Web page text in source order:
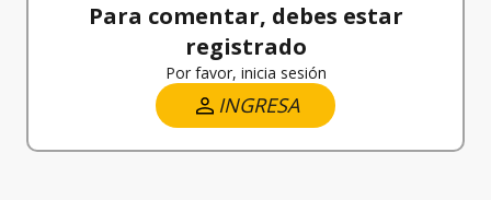
Para comentar, debes estar
registrado
Por favor, inicia sesión
INGRESA